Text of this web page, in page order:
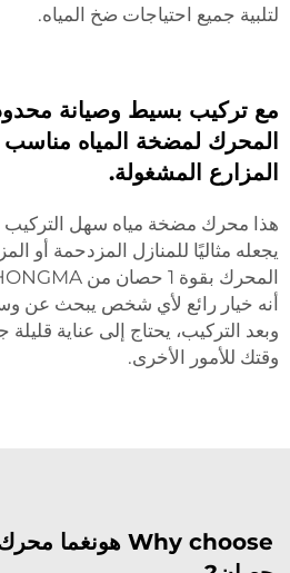
لتلبية جميع احتياجات ضخ المياه.
مع تركيب بسيط وصيانة
المحرك لمضخة المياه مناسب
المزارع المشغولة.
هذا محرك مضخة مياه سهل التركيب
يجعله مثاليًا للمنازل المزدحمة أو
أنه خيار رائع لأي شخص يبحث عن
وبعد التركيب، يحتاج إلى عناية
وقتك للأمور الأخرى.